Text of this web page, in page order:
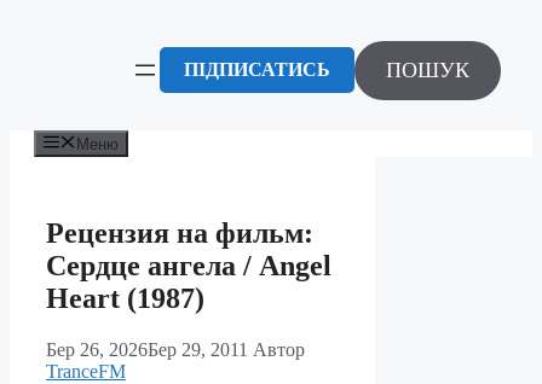
ПІДПИСАТИСЬ ПОШУК
Меню
Рецензия на фильм:
Сердце ангела / Angel
Heart (1987)
Бер 26, 2026Бер 29, 2011 Автор
TranceFM